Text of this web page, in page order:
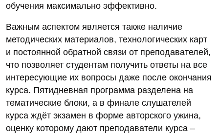
обучения максимально эффективно.
Важным аспектом является также наличие
методических материалов, технологических карт
и постоянной обратной связи от преподавателей,
что позволяет студентам получить ответы на все
интересующие их вопросы даже после окончания
курса. Пятидневная программа разделена на
тематические блоки, а в финале слушателей
курса ждёт экзамен в форме авторского ужина,
оценку которому дают преподаватели курса –